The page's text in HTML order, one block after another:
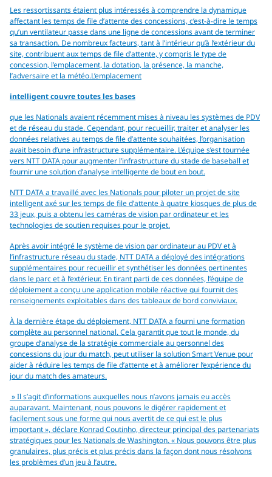
Les ressortissants étaient plus intéressés à comprendre la dynamique
affectant les temps de file d’attente des concessions, c’est-à-dire le temps
qu’un ventilateur passe dans une ligne de concessions avant de terminer
sa transaction. De nombreux facteurs, tant à l’intérieur qu’à l’extérieur du
site, contribuent aux temps de file d’attente, y compris le type de
concession, l’emplacement, la dotation, la présence, la manche,
l’adversaire et la météo.L’emplacement
intelligent couvre toutes les bases
que les Nationals avaient récemment mises à niveau les systèmes de PDV
et de réseau du stade. Cependant, pour recueillir, traiter et analyser les
données relatives au temps de file d’attente souhaitées, l’organisation
avait besoin d’une infrastructure supplémentaire. L’équipe s’est tournée
vers NTT DATA pour augmenter l’infrastructure du stade de baseball et
fournir une solution d’analyse intelligente de bout en bout.
NTT DATA a travaillé avec les Nationals pour piloter un projet de site
intelligent axé sur les temps de file d’attente à quatre kiosques de plus de
33 jeux, puis a obtenu les caméras de vision par ordinateur et les
technologies de soutien requises pour le projet.
Après avoir intégré le système de vision par ordinateur au PDV et à
l’infrastructure réseau du stade, NTT DATA a déployé des intégrations
supplémentaires pour recueillir et synthétiser les données pertinentes
dans le parc et à l’extérieur. En tirant parti de ces données, l’équipe de
déploiement a conçu une application mobile réactive qui fournit des
renseignements exploitables dans des tableaux de bord conviviaux.
À la dernière étape du déploiement, NTT DATA a fourni une formation
complète au personnel national. Cela garantit que tout le monde, du
groupe d’analyse de la stratégie commerciale au personnel des
concessions du jour du match, peut utiliser la solution Smart Venue pour
aider à réduire les temps de file d’attente et à améliorer l’expérience du
jour du match des amateurs.
» Il s’agit d’informations auxquelles nous n’avons jamais eu accès
auparavant. Maintenant, nous pouvons le digérer rapidement et
facilement sous une forme qui nous avertit de ce qui est le plus
important », déclare Konrad Coutinho, directeur principal des partenariats
stratégiques pour les Nationals de Washington. « Nous pouvons être plus
granulaires, plus précis et plus précis dans la façon dont nous résolvons
les problèmes d’un jeu à l’autre.